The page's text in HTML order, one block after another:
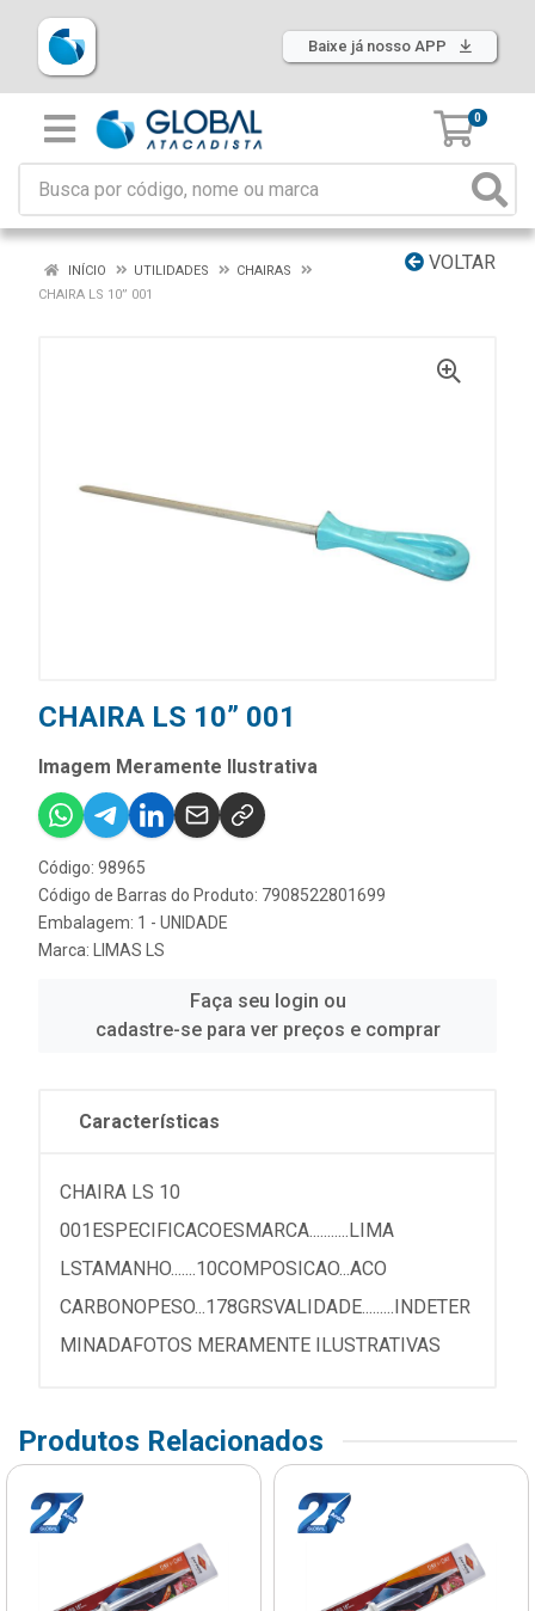
Baixe já nosso APP
0
VOLTAR
INÍCIO UTILIDADES
CHAIRAS
CHAIRA LS 10” 001
CHAIRA LS 10” 001
Imagem Meramente Ilustrativa
Código: 98965
Código de Barras do Produto: 7908522801699
Embalagem: 1 - UNIDADE
Marca:
LIMAS LS
Faça seu login ou
cadastre-se para ver preços e comprar
Características
CHAIRA LS 10
001ESPECIFICACOESMARCA...........LIMA
LSTAMANHO.......10COMPOSICAO...ACO
CARBONOPESO...178GRSVALIDADE.........INDETER
MINADAFOTOS MERAMENTE ILUSTRATIVAS
Produtos Relacionados